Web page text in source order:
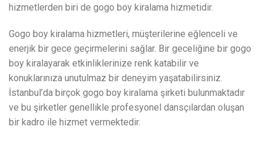
hizmetlerden biri de gogo boy kiralama hizmetidir.
Gogo boy kiralama hizmetleri, müşterilerine eğlenceli ve
enerjik bir gece geçirmelerini sağlar. Bir geceliğine bir gogo
boy kiralayarak etkinliklerinize renk katabilir ve
konuklarınıza unutulmaz bir deneyim yaşatabilirsiniz.
İstanbul’da birçok gogo boy kiralama şirketi bulunmaktadır
ve bu şirketler genellikle profesyonel dansçılardan oluşan
bir kadro ile hizmet vermektedir.